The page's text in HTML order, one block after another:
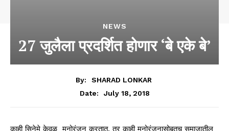
NEWS
27 जुलैला प्रदर्शित होणार ‘बे एके बे’
By:
SHARAD LONKAR
Date:
July 18, 2018
काही सिनेमे केवळ मनोरंजन करतात, तर काही मनोरंजनासोबतच समाजातील